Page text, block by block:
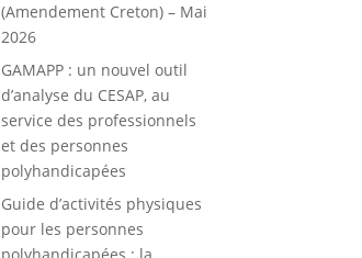
(Amendement Creton) – Mai
2026
GAMAPP : un nouvel outil
d’analyse du CESAP, au
service des professionnels
et des personnes
polyhandicapées
Guide d’activités physiques
pour les personnes